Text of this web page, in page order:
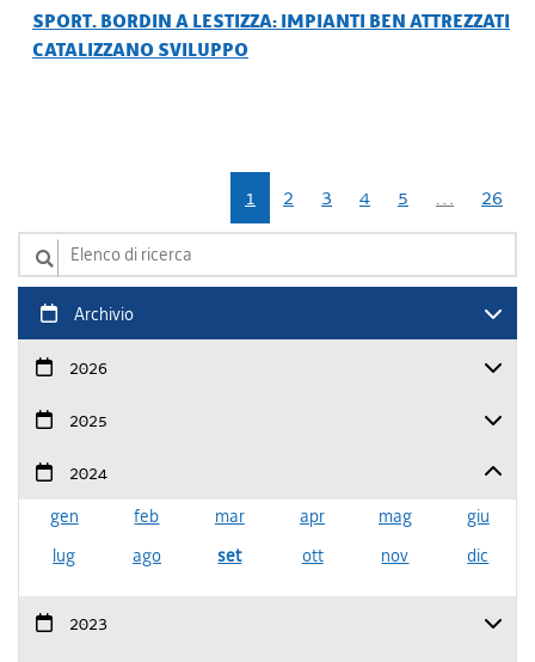
SPORT. BORDIN A LESTIZZA: IMPIANTI BEN ATTREZZATI
CATALIZZANO SVILUPPO
1 2 3 4 5 … 26
Elenco di ricerca
Archivio
2026
2025
2024
gen
feb mar apr mag
giu
lug
ago set ott nov dic
2023